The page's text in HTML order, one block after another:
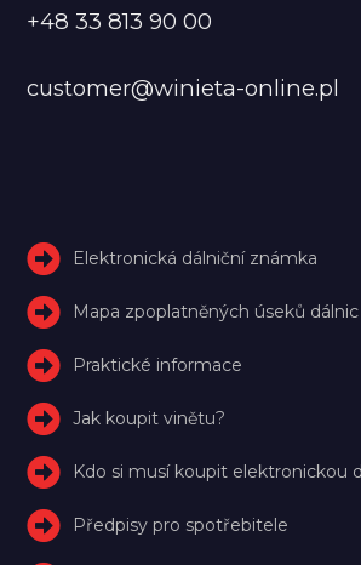
+48 33 813 90 00
customer@winieta-online.pl
Elektronická dálniční známka
Mapa zpoplatněných úseků dálnic
Praktické informace
Jak koupit vinětu?
Kdo si musí koupit elektronickou
Předpisy pro spotřebitele